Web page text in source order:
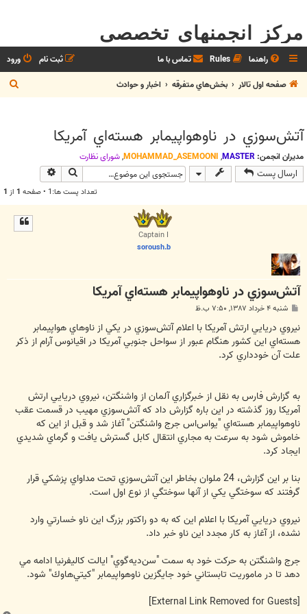
مرکز انجمنهای تخصصی
راهنما Rules تماس با ما ورود
ثبت نام
صفحه اول تالار
بخش‌‌هاي متفرقه اخبار و حوادث
س
آتش‌سوزي در ناوهواپيمابر هسته‌اي آمريکا
مدیران انجمن: MASTER
,
MOHAMMAD_ASEMOONI
,شوراي نظارت
ارسال پست جستجو
تعداد پست ها:1 • صفحه 1 از 1
Captain I
soroush.b
آتش‌سوزي در ناوهواپيمابر هسته‌اي آمريکا
ت
شنبه ۴ خرداد ۱۳۸۷, ۷:۵۰ ب.ظ
نيروي دريايي ارتش آمريكا با اعلام آتش‌سوزي در يكي از ناوهاي هواپيمابر
هسته‌اي اين كشور هنگام عبور از سواحل جنوبي آمريكا در اقيانوس آرام از ذكر
علت آن خودداري كرد.
به گزارش فارس به نقل از خبرگزاري آلمان از واشنگتن، نيروي دريايي ارتش
آمريكا روز گذشته در اين باره گزارش داد كه آتش‌سوزي مهيب در قسمت عقب
ناوهواپيمابر هسته‌‌اي "يو‌اس‌اس‌ جرج واشنگتن" آغاز شد و قبل از اين كه
خاموش شود به سرعت به مجاري انتقال كابل گسترش يافت و گرماي شديدي
ايجاد كرد.
بنا بر اين گزارش، 24 ملوان بخاطر اين آتش‌سوزي تحت مداواي پزشكي قرار
گرفتند كه سوختگي يكي از آنها سوختگي از نوع اول است.
نيروي دريايي آمريكا با اعلام اين كه به دو راكتور بزرگ اين ناو خسارتي وارد
نشده،‌ از آغاز به كار مجدد اين ناو خبر داد.
جرج واشنگتن به حركت خود به سمت "سن‌ديه‌گوي" ايالت كاليفرنيا ادامه مي
دهد تا در ماموريت تابستاني خود جايگزين ناوهواپيمابر "كيتي‌هاوك" شود.
[External Link Removed for Guests]